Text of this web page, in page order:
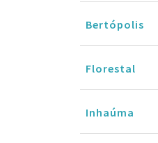
Bertópolis
Florestal
Inhaúma